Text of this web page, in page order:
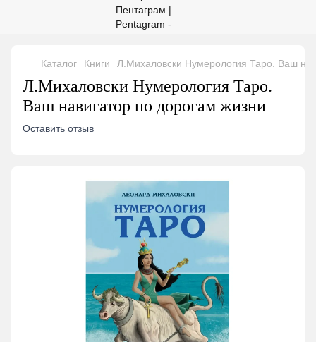
Каталог Книги Л.Михаловски Нумерология Таро. Ваш
Л.Михаловски Нумерология Таро.
Ваш навигатор по дорогам жизни
Оставить отзыв